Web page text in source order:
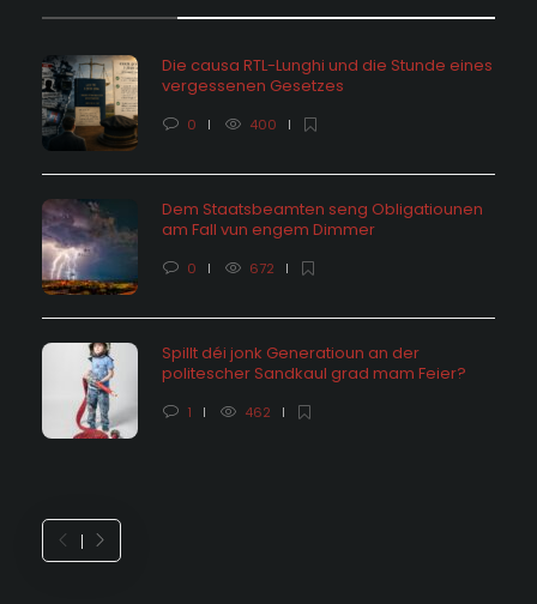
Die causa RTL-Lunghi und die Stunde eines
vergessenen Gesetzes
0 400
Dem Staatsbeamten seng Obligatiounen
am Fall vun engem Dimmer
0 672
Spillt déi jonk Generatioun an der
politescher Sandkaul grad mam Feier?
1 462